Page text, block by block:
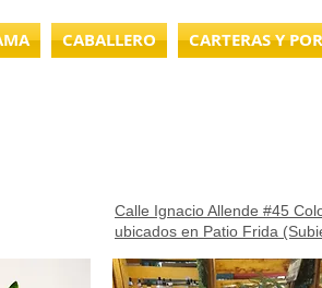
CABALLERO CARTERAS Y
Calle Ignacio Allende #45
ubicados en Patio Frida